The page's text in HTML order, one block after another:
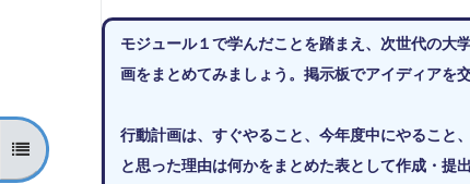
コースインデックスを開く
モジュール１で学んだことを踏まえ、次世代の大
画をまとめてみましょう。掲示板でアイディアを
行動計画は、すぐやること、今年度中にやること
と思った理由は何かをまとめた表として作成・提